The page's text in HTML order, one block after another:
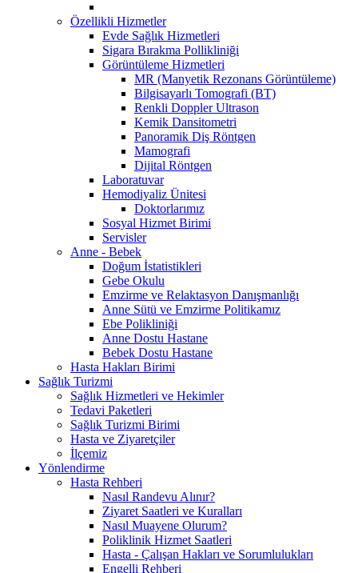
Özellikli Hizmetler
Evde Sağlık Hizmetleri
Sigara Bırakma Pollikliniği
Görüntüleme Hizmetleri
MR (Manyetik Rezonans Görüntüleme)
Bilgisayarlı Tomografi (BT)
Renkli Doppler Ultrason
Kemik Dansitometri
Panoramik Diş Röntgen
Mamografi
Dijital Röntgen
Laboratuvar
Hemodiyaliz Ünitesi
Doktorlarımız
Sosyal Hizmet Birimi
Servisler
Anne - Bebek
Doğum İstatistikleri
Gebe Okulu
Emzirme ve Relaktasyon Danışmanlığı
Anne Sütü ve Emzirme Politikamız
Ebe Polikliniği
Anne Dostu Hastane
Bebek Dostu Hastane
Hasta Hakları Birimi
Sağlık Turizmi
Sağlık Hizmetleri ve Hekimler
Tedavi Paketleri
Sağlık Turizmi Birimi
Hasta ve Ziyaretçiler
İlçemiz
Yönlendirme
Hasta Rehberi
Nasıl Randevu Alınır?
Ziyaret Saatleri ve Kuralları
Nasıl Muayene Olurum?
Poliklinik Hizmet Saatleri
Hasta - Çalışan Hakları ve Sorumlulukları
Engelli Rehberi